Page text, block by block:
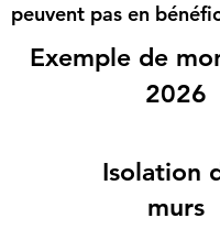
peuvent pas en
Exemple de
2026
Isolation
murs